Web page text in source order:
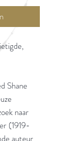
Shane
naar
(1919-
auteur